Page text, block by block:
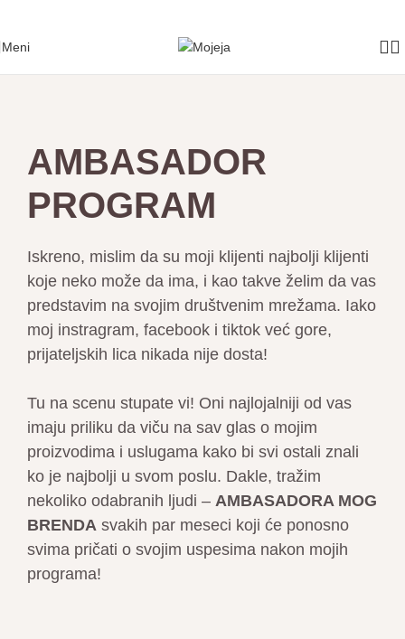
Meni
AMBASADOR
PROGRAM
Iskreno, mislim da su moji klijenti najbolji klijenti
koje neko može da ima, i kao takve želim da vas
predstavim na svojim društvenim mrežama. Iako
moj instragram, facebook i tiktok već gore,
prijateljskih lica nikada nije dosta!
Tu na scenu stupate vi! Oni najlojalniji od vas
imaju priliku da viču na sav glas o mojim
proizvodima i uslugama kako bi svi ostali znali
ko je najbolji u svom poslu. Dakle, tražim
nekoliko odabranih ljudi – AMBASADORA MOG
BRENDA svakih par meseci koji će ponosno
svima pričati o svojim uspesima nakon mojih
programa!